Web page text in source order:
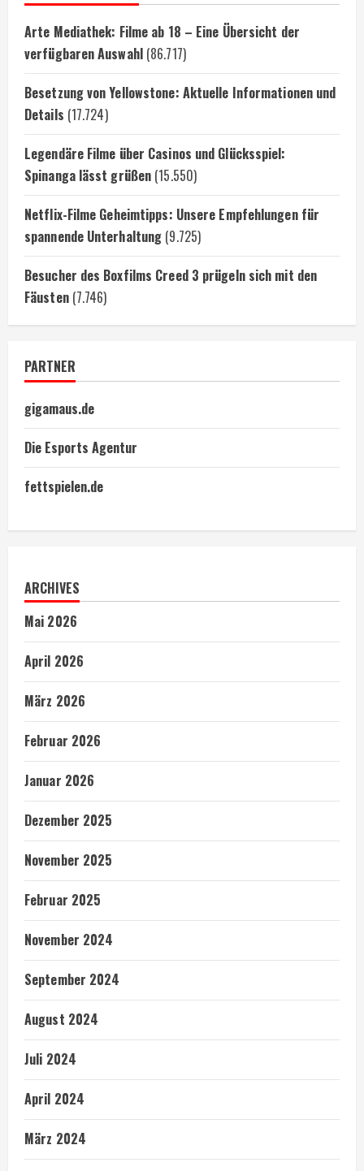
Arte Mediathek: Filme ab 18 – Eine Übersicht der
verfügbaren Auswahl (86.717)
Besetzung von Yellowstone: Aktuelle Informationen und
Details (17.724)
Legendäre Filme über Casinos und Glücksspiel:
Spinanga lässt grüßen (15.550)
Netflix-Filme Geheimtipps: Unsere Empfehlungen für
spannende Unterhaltung (9.725)
Besucher des Boxfilms Creed 3 prügeln sich mit den
Fäusten (7.746)
PARTNER
gigamaus.de
Die Esports Agentur
fettspielen.de
ARCHIVES
Mai 2026
April 2026
März 2026
Februar 2026
Januar 2026
Dezember 2025
November 2025
Februar 2025
November 2024
September 2024
August 2024
Juli 2024
April 2024
März 2024